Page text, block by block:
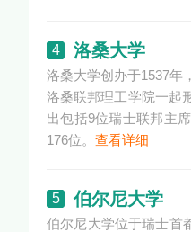
4 洛桑大学
洛桑大学创办于1537年
洛桑联邦理工学院一起
出包括9位瑞士联邦主
176位。 查看详细
5 伯尔尼大学
伯尔尼大学位于瑞士首